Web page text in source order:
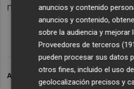
mando".
ARCHIVADO EN
anuncios y contenido
anuncios y contenido,
sobre la audiencia y mejorar
Proveedores de terceros
pueden procesar sus datos
otros fines, incluido el uso
geolocalización precisos y